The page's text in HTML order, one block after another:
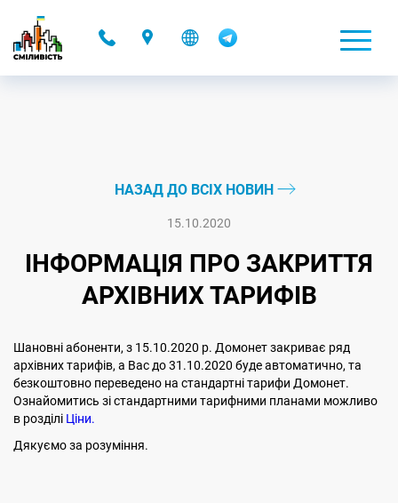
НАЗАД ДО ВСІХ НОВИН
15.10.2020
ІНФОРМАЦІЯ ПРО ЗАКРИТТЯ
АРХІВНИХ ТАРИФІВ
Шановні абоненти, з 15.10.2020 р. Домонет закриває ряд
архівних тарифів, а Вас до 31.10.2020 буде автоматично, та
безкоштовно переведено на стандартні тарифи Домонет.
Ознайомитись зі стандартними тарифними планами можливо
в розділі Ціни.
Дякуємо за розуміння.